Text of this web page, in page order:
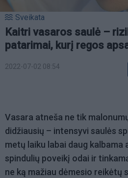
Sveikata
Kaitri vasaros saulė –
patarimai, kurį regos
2022-07-02 08:54
Vasara atneša ne tik
didžiausių – intensyvi saulės
metų laiku labai daug kalbama
spindulių poveikį odai ir
ne ką mažiau dėmesio reikėtų